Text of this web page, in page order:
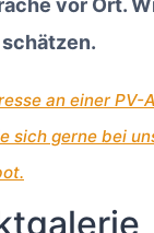
vor Ort.
an einer PV-
sich gerne bei